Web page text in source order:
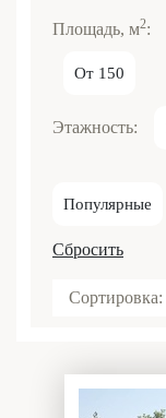
Площадь, м2:
От 150
Этажность:
Популярные
Сбросить
Сортировка: